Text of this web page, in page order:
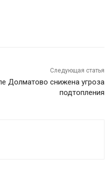
Следующая статья
Долматово снижена угроза
подтопления